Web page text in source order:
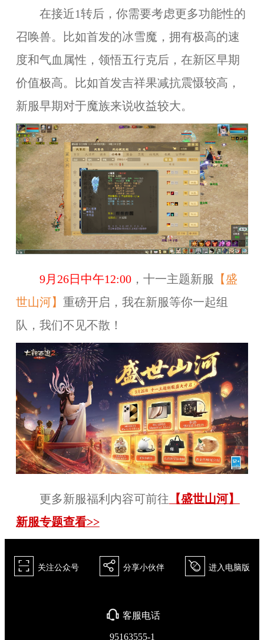
在接近1转后，你需要考虑更多功能性的
召唤兽。比如首发的冰雪魔，拥有极高的速
度和气血属性，领悟五行克后，在新区早期
价值极高。比如首发吉祥果减抗震慑较高，
新服早期对于魔族来说收益较大。
9月26日中午12:00，十一主题新服 【盛
世山河】 重磅开启，我在新服等你一起组
队，我们不见不散！
更多新服福利内容可前往 【盛世山河】
新服专题查看>>
򰀁 关注公众号 򰀂 分享小伙伴 򰀄 进入电脑版
򰀃 客服电话
95163555-1